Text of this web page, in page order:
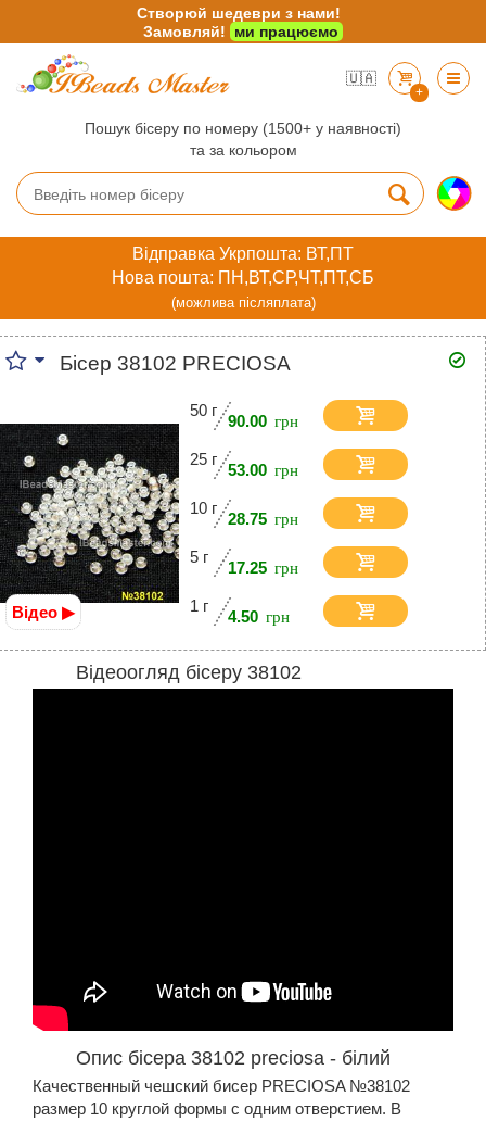
🇺🇦
+
Пошук бісеру по номеру (1500+ у наявності)
та за кольором
Відправка Укрпошта: ВТ,ПТ
Нова пошта: ПН,ВТ,СР,ЧТ,ПТ,СБ
(можлива післяплата)
Бісер 38102 PRECIOSA
Відео ▶
50 г
90.00
25 г
53.00
10 г
28.75
5 г
17.25
1 г
4.50
Відеоогляд бісеру 38102
Опис бісера 38102 preciosa - білий
Качественный чешский бисер PRECIOSA №38102
размер 10 круглой формы с одним отверстием. В
Створюй шедеври з нами!
Замовляй!
ми працюємо